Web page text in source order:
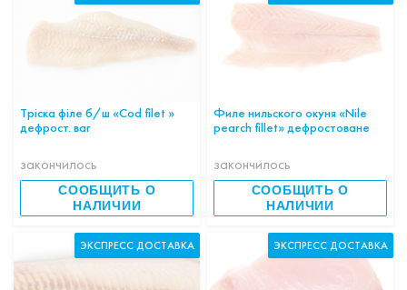
Тріска філе б/ш «Cod filet »
дефрост. ваг
закончилось
СООБЩИТЬ О
НАЛИЧИИ
Филе нильского окуня «Nile
pearch fillet» дефростоване
закончилось
СООБЩИТЬ О
НАЛИЧИИ
ЭКСПРЕСС ДОСТАВКА ЭКСПРЕСС ДОСТАВКА